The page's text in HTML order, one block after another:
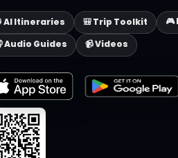
AI Itineraries 🎒 Trip Toolkit
Audio Guides
📹 Videos